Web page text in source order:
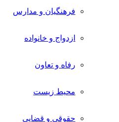
فرهنگیان و مدارس
ازدواج و خانواده
رفاه و تعاون
محیط زیست
حقوقی و قضایی